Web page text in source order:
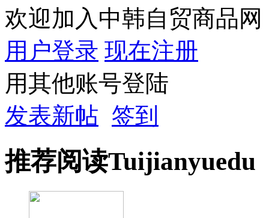
欢迎加入中韩自贸商品网
用户登录 现在注册
用其他账号登陆
发表新帖 签到
推荐阅读Tuijianyuedu